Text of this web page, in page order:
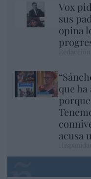
Vox
sus
opina
que
acusa